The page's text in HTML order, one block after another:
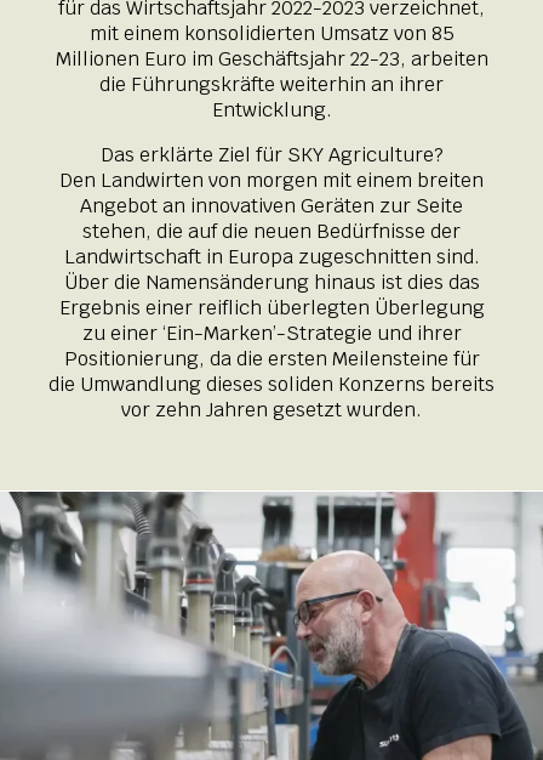
für das Wirtschaftsjahr 2022-2023 verzeichnet,
mit einem konsolidierten Umsatz von 85
Millionen Euro im Geschäftsjahr 22-23, arbeiten
die Führungskräfte weiterhin an ihrer
Entwicklung.
Das erklärte Ziel für SKY Agriculture?
Den Landwirten von morgen mit einem breiten
Angebot an innovativen Geräten zur Seite
stehen, die auf die neuen Bedürfnisse der
Landwirtschaft in Europa zugeschnitten sind.
Über die Namensänderung hinaus ist dies das
Ergebnis einer reiflich überlegten Überlegung
zu einer ‘Ein-Marken’-Strategie und ihrer
Positionierung, da die ersten Meilensteine für
die Umwandlung dieses soliden Konzerns bereits
vor zehn Jahren gesetzt wurden.